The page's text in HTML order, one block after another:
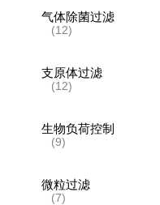
气体除菌过滤
(12)
支原体过滤
(12)
生物负荷控制
(9)
微粒过滤
(7)